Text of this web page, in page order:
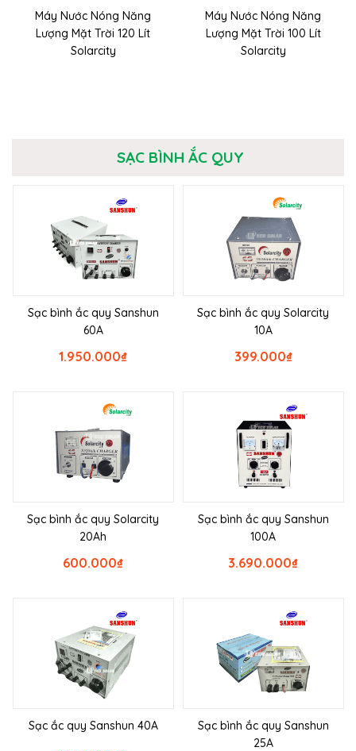
Máy Nước Nóng Năng
Lượng Mặt Trời 120 Lít
Solarcity
Máy Nước Nóng Năng
Lượng Mặt Trời 100 Lít
Solarcity
SẠC BÌNH ẮC QUY
Sạc bình ắc quy Sanshun
60A
₫
1.950.000
Sạc bình ắc quy Solarcity
10A
₫
399.000
Sạc bình ắc quy Solarcity
20Ah
₫
600.000
Sạc bình ắc quy Sanshun
100A
₫
3.690.000
Sạc ắc quy Sanshun 40A
Sạc bình ắc quy Sanshun
25A